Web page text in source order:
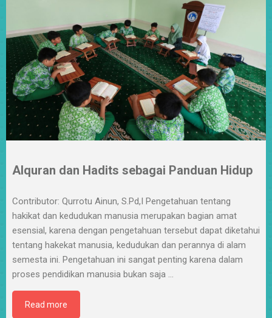
Alquran dan Hadits sebagai Panduan Hidup
Contributor: Qurrotu Ainun, S.Pd,I Pengetahuan tentang
hakikat dan kedudukan manusia merupakan bagian amat
esensial, karena dengan pengetahuan tersebut dapat diketahui
tentang hakekat manusia, kedudukan dan perannya di alam
semesta ini. Pengetahuan ini sangat penting karena dalam
proses pendidikan manusia bukan saja …
Read more